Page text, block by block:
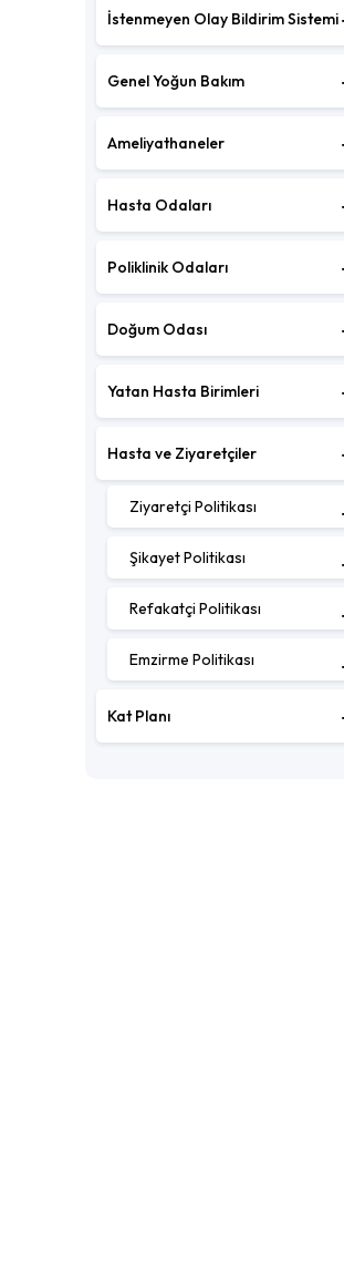
İstenmeyen Olay Bildirim Sistemi
Genel Yoğun Bakım
Ameliyathaneler
Hasta Odaları
Poliklinik Odaları
Doğum Odası
Yatan Hasta Birimleri
Hasta ve Ziyaretçiler
Ziyaretçi Politikası
Şikayet Politikası
Refakatçi Politikası
Emzirme Politikası
Kat Planı